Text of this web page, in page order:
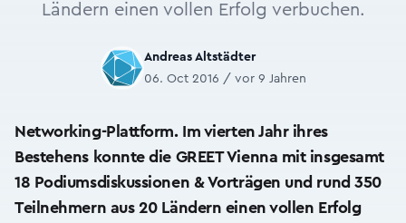
Ländern einen vollen Erfolg verbuchen.
Andreas Altstädter
06. Oct 2016 / vor 9 Jahren
Networking-Plattform. Im vierten Jahr ihres
Bestehens konnte die GREET Vienna mit insgesamt
18 Podiumsdiskussionen & Vorträgen und rund 350
Teilnehmern aus 20 Ländern einen vollen Erfolg